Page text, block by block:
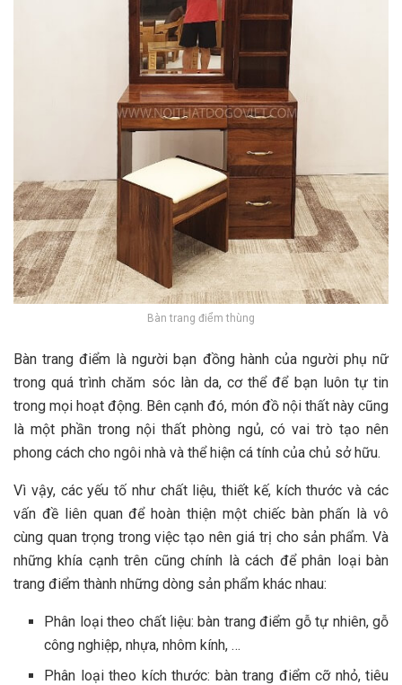
Bàn trang điểm thùng
Bàn trang điểm là người bạn đồng hành của người phụ nữ
trong quá trình chăm sóc làn da, cơ thể để bạn luôn tự tin
trong mọi hoạt động. Bên cạnh đó, món đồ nội thất này cũng
là một phần trong nội thất phòng ngủ, có vai trò tạo nên
phong cách cho ngôi nhà và thể hiện cá tính của chủ sở hữu.
Vì vậy, các yếu tố như chất liệu, thiết kế, kích thước và các
vấn đề liên quan để hoàn thiện một chiếc bàn phấn là vô
cùng quan trọng trong việc tạo nên giá trị cho sản phẩm. Và
những khía cạnh trên cũng chính là cách để phân loại bàn
trang điểm thành những dòng sản phẩm khác nhau:
Phân loại theo chất liệu: bàn trang điểm gỗ tự nhiên, gỗ
công nghiệp, nhựa, nhôm kính, …
Phân loại theo kích thước: bàn trang điểm cỡ nhỏ, tiêu